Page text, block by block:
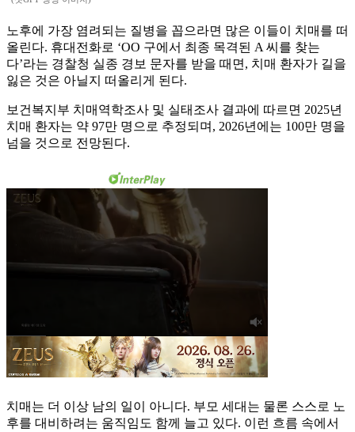
노후에 가장 염려되는 질병을 꼽으라면 많은 이들이 치매를 떠
올린다. 휴대전화로 ‘OO 구에서 최종 목격된 A 씨를 찾는
다’라는 경찰청 실종 경보 문자를 받을 때면, 치매 환자가 길을
잃은 것은 아닐지 떠올리게 된다.
보건복지부 치매역학조사 및 실태조사 결과에 따르면 2025년
치매 환자는 약 97만 명으로 추정되며, 2026년에는 100만 명을
넘을 것으로 전망된다.
치매는 더 이상 남의 일이 아니다. 부모 세대는 물론 스스로 노
후를 대비하려는 움직임도 함께 늘고 있다. 이런 흐름 속에서